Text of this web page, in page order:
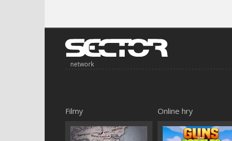
network
Filmy Online hry